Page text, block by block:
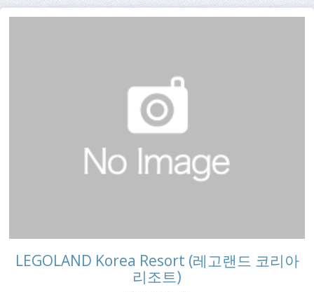
LEGOLAND Korea Resort (레고랜드 코리아
리조트)